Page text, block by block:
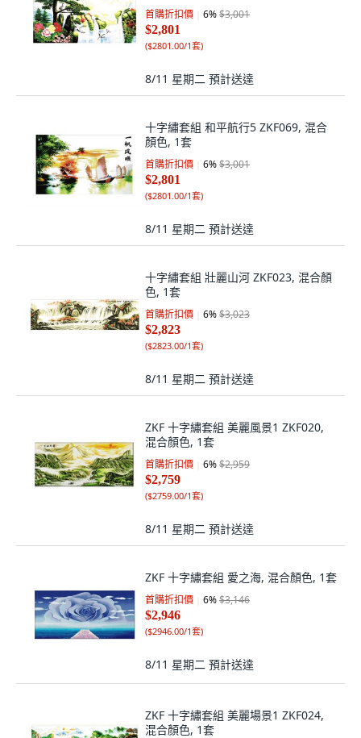
首購折扣價 6%$3,001
$2,801
($2801.00/1套)
8/11 星期二 預計送達
十字繡套組 和平航行5 ZKF069, 混合
顏色, 1套
首購折扣價 6%$3,001
$2,801
($2801.00/1套)
8/11 星期二 預計送達
十字繡套組 壯麗山河 ZKF023, 混合顏
色, 1套
首購折扣價 6%$3,023
$2,823
($2823.00/1套)
8/11 星期二 預計送達
ZKF 十字繡套組 美麗風景1 ZKF020,
混合顏色, 1套
首購折扣價 6%$2,959
$2,759
($2759.00/1套)
8/11 星期二 預計送達
ZKF 十字繡套組 愛之海, 混合顏色, 1套
首購折扣價 6%$3,146
$2,946
($2946.00/1套)
8/11 星期二 預計送達
ZKF 十字繡套組 美麗場景1 ZKF024,
混合顏色, 1套